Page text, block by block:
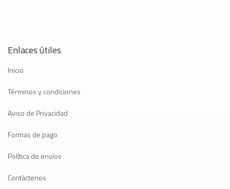
Enlaces útiles
Inicio
Términos y condiciones
Aviso de Privacidad
Formas de pago
Política de envíos
Contáctenos